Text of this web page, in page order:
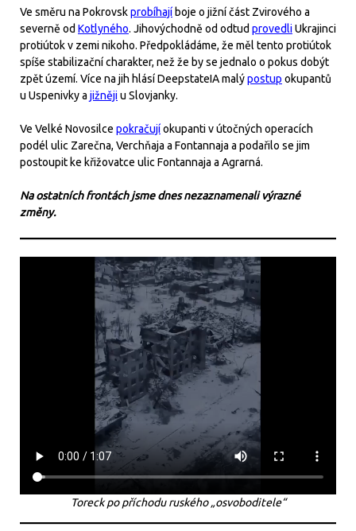
Ve směru na Pokrovskprobíhají boje o jižní část Zvirového a
severně od Kotlyného. Jihovýchodně od odtud provedliUkrajinci
protiútok v zemi nikoho. Předpokládáme, že měl tento protiútok
spíše stabilizační charakter, než že by se jednalo o pokus dobýt
zpět území. Více na jih hlásí DeepstateIA malýpostup okupantů
u Uspenivky a jižnějiu Slovjanky.
Ve Velké Novosilce pokračujíokupanti v útočných operacích
podél ulic Zarečna, Verchňaja a Fontannaja a podařilo se jim
postoupit ke křižovatce ulic Fontannaja a Agrarná.
Na ostatních frontách jsme dnes nezaznamenali výrazné
změny.
Toreck po příchodu ruského „osvoboditele“